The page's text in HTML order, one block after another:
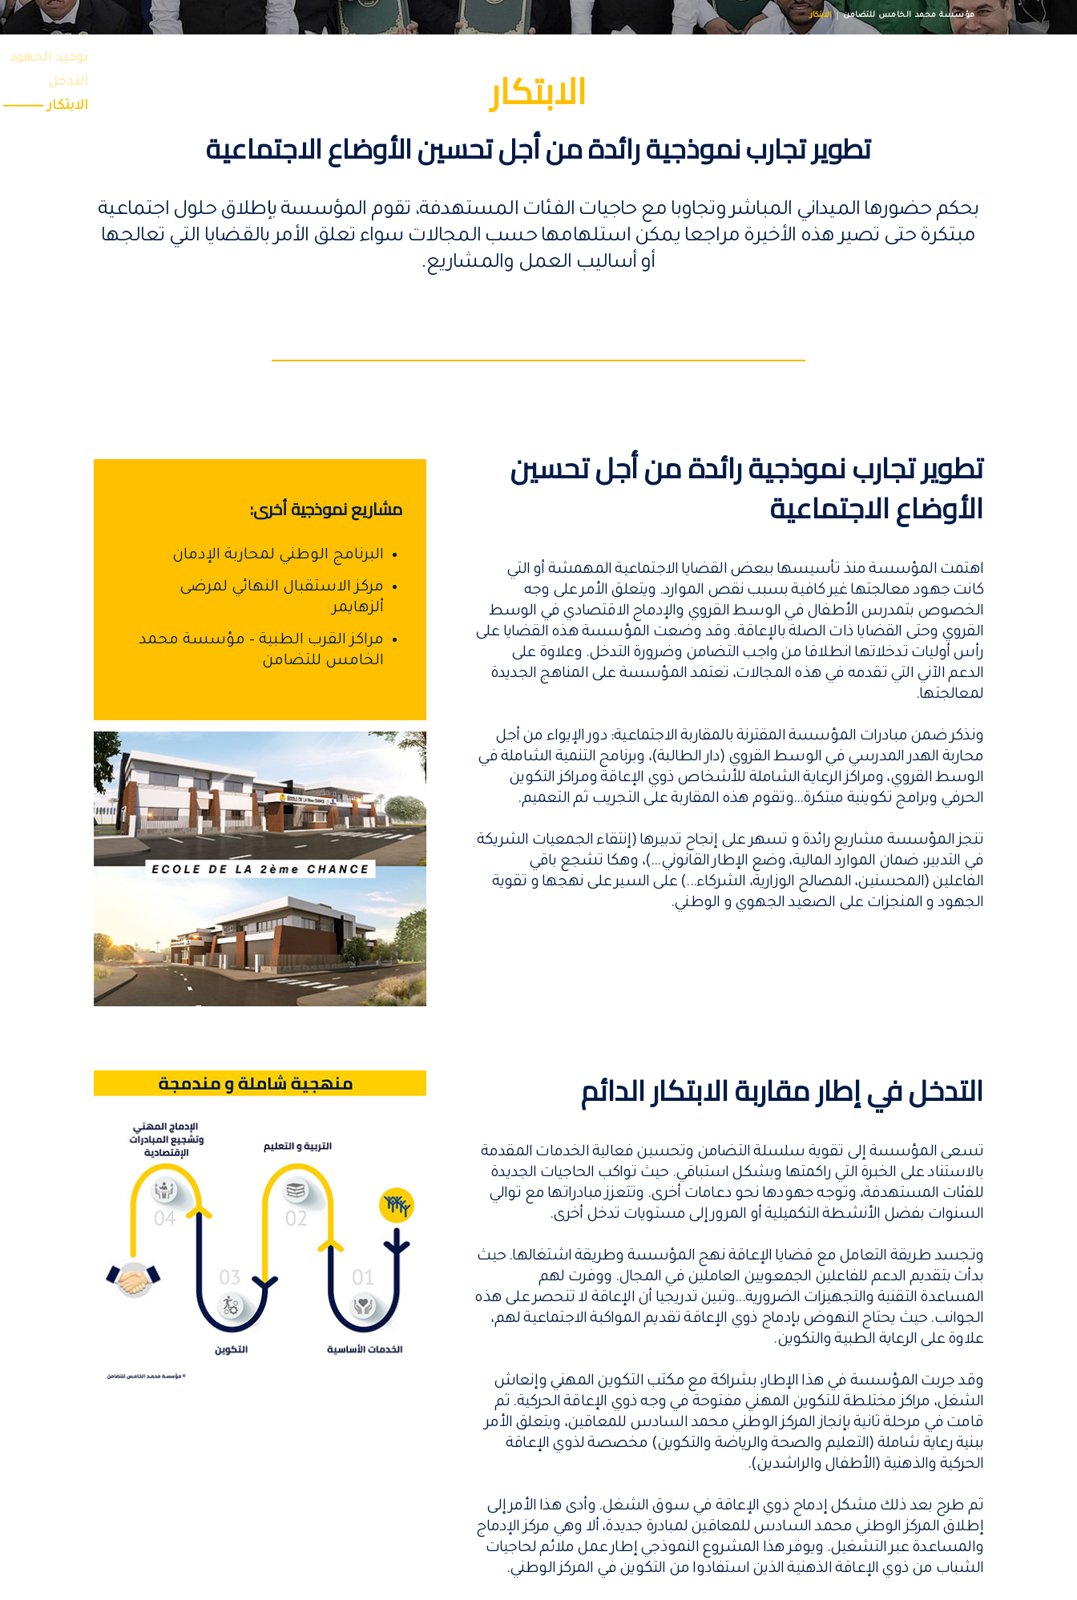
مؤسسة محمد الخامس للتضامن الابتكار
توحيد الجهود
التدخل
الابتكار
الابتكار
تطوير تجارب نموذجية رائدة من أجل تحسين الأوضاع الاجتماعية
بحكم حضورها الميداني المباشر وتجاوبا مع حاجيات الفئات المستهدفة، تقوم المؤسسة بإطلاق حلول اجتماعية
مبتكرة حتى تصير هذه الأخيرة مراجعا يمكن استلهامها حسب المجالات سواء تعلق الأمر بالقضايا التي تعالجها
أو أساليب العمل والمشاريع.
تطوير تجارب نموذجية رائدة من أجل تحسين
الأوضاع الاجتماعية
اهتمت المؤسسة منذ تأسيسها ببعض القضايا الاجتماعية المهمشة أو التي
كانت جهود معالجتها غير كافية بسبب نقص الموارد. ويتعلق الأمر على وجه
الخصوص بتمدرس الأطفال في الوسط القروي والإدماج الاقتصادي في الوسط
القروي وحتى القضايا ذات الصلة بالإعاقة. وقد وضعت المؤسسة هذه القضايا على
رأس أوليات تدخلاتها انطلاقا من واجب التضامن وضرورة التدخل. وعلاوة على
الدعم الآني التي تقدمه في هذه المجالات، تعتمد المؤسسة على المناهج الجديدة
لمعالجتها.
ونذكر ضمن مبادرات المؤسسة المقترنة بالمقاربة الاجتماعية: دور الإيواء من أجل
محاربة الهدر المدرسي في الوسط القروي (دار الطالبة)، وبرنامج التنمية الشاملة في
الوسط القروي، ومراكز الرعاية الشاملة للأشخاص ذوي الإعاقة ومراكز التكوين
الحرفي وبرامج تكوينية مبتكرة...وتقوم هذه المقاربة على التجريب ثم التعميم.
تنجز المؤسسة مشاريع رائدة و تسهر على إنجاح تدبيرها (إنتقاء الجمعيات الشريكة
في التدبير، ضمان الموارد المالية، وضع الإطار القانوني...)، وهكا تشجع باقي
الفاعلين (المحسنين، المصالح الوزارية، الشركاء...) على السير على نهجها و تقوية
الجهود و المنجزات على الصعيد الجهوي و الوطني.
مشاريع نموذجية أخرى:
البرنامج الوطني لمحاربة الإدمان
مركز الاستقبال النهائي لمرضى
ألزهايمر
مراكز القرب الطبية – مؤسسة محمد
الخامس للتضامن
التدخل في إطار مقاربة الابتكار الدائم
تسعى المؤسسة إلى تقوية سلسلة التضامن وتحسين فعالية الخدمات المقدمة
بالاستناد على الخبرة التي راكمتها وبشكل استباقي. حيث تواكب الحاجيات الجديدة
للفئات المستهدفة، وتوجه جهودها نحو دعامات أخرى. وتتعزز مبادراتها مع توالي
السنوات بفضل الأنشطة التكميلية أو المرور إلى مستويات تدخل أخرى.
وتجسد طريقة التعامل مع قضايا الإعاقة نهج المؤسسة وطريقة اشتغالها. حيث
بدأت بتقديم الدعم للفاعلين الجمعويين العاملين في المجال. ووفرت لهم
المساعدة التقنية والتجهيزات الضرورية...وتبين تدريجيا أن الإعاقة لا تنحصر على هذه
الجوانب. حيث يحتاج النهوض بإدماج ذوي الإعاقة تقديم المواكبة الاجتماعية لهم،
علاوة على الرعاية الطبية والتكوين.
وقد جربت المؤسسة في هذا الإطار، بشراكة مع مكتب التكوين المهني وإنعاش
الشغل، مراكز مختلطة للتكوين المهني مفتوحة في وجه ذوي الإعاقة الحركية. ثم
قامت في مرحلة ثانية بإنجاز المركز الوطني محمد السادس للمعاقين، ويتعلق الأمر
ببنية رعاية شاملة (التعليم والصحة والرياضة والتكوين) مخصصة لذوي الإعاقة
الحركية والذهنية (الأطفال والراشدين).
ثم طرح بعد ذلك مشكل إدماج ذوي الإعاقة في سوق الشغل. وأدى هذا الأمر إلى
إطلاق المركز الوطني محمد السادس للمعاقين لمبادرة جديدة، ألا وهي مركز الإدماج
والمساعدة عبر التشغيل. ويوفر هذا المشروع النموذجي إطار عمل ملائم لحاجيات
الشباب من ذوي الإعاقة الذهنية الذين استفادوا من التكوين في المركز الوطني.